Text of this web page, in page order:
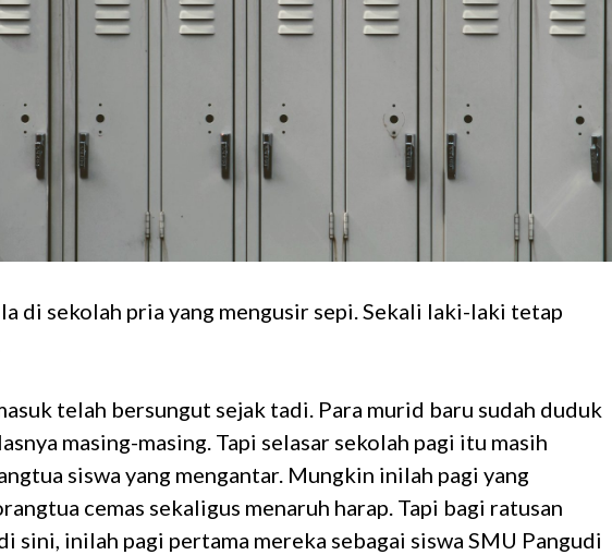
di sekolah pria yang mengusir sepi. Sekali laki-laki tetap
telah bersungut sejak tadi. Para murid baru sudah duduk
masing-masing. Tapi selasar sekolah pagi itu masih
siswa yang mengantar. Mungkin inilah pagi yang
cemas sekaligus menaruh harap. Tapi bagi ratusan
sini, inilah pagi pertama mereka sebagai siswa SMU Pangudi